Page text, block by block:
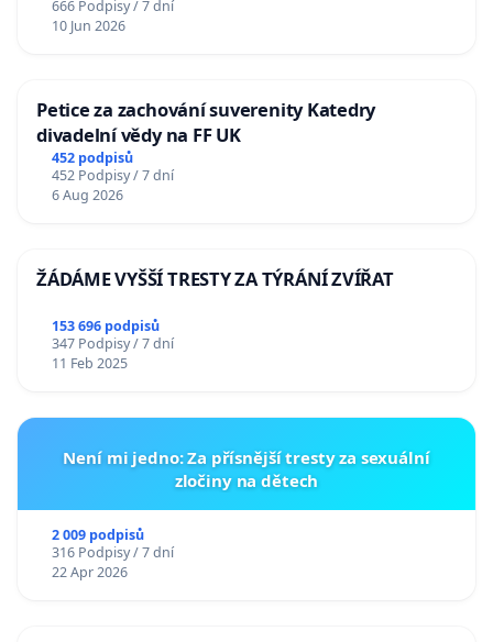
666 Podpisy / 7 dní
10 Jun 2026
Petice za zachování suverenity Katedry
divadelní vědy na FF UK
452 podpisů
452 Podpisy / 7 dní
6 Aug 2026
ŽÁDÁME VYŠŠÍ TRESTY ZA TÝRÁNÍ ZVÍŘAT
153 696 podpisů
347 Podpisy / 7 dní
11 Feb 2025
Není mi jedno: Za přísnější tresty za sexuální
zločiny na dětech
2 009 podpisů
316 Podpisy / 7 dní
22 Apr 2026